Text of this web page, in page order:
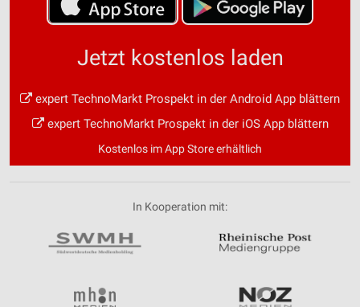
Jetzt kostenlos laden
expert TechnoMarkt Prospekt in der Android App blättern
expert TechnoMarkt Prospekt in der iOS App blättern
Kostenlos im App Store erhältlich
In Kooperation mit: